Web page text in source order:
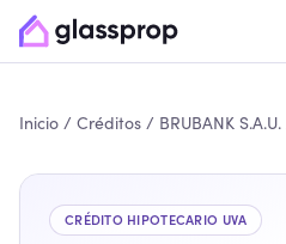
Inicio / Créditos / BRUBANK S.A.U.
CRÉDITO HIPOTECARIO UVA